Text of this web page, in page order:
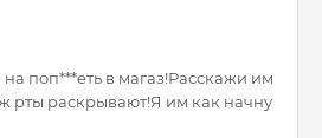
поп***еть в магаз!Расскажи им
рты раскрывают!Я им как начну